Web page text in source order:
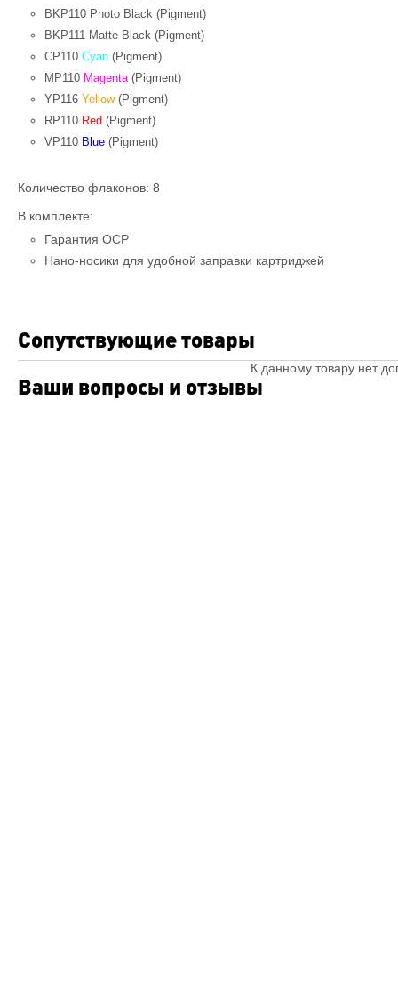
BKP110 Photo Black (Pigment)
BKP111 Matte Black (Pigment)
CP110 Cyan (Pigment)
MP110 Magenta (Pigment)
YP116 Yellow (Pigment)
RP110 Red (Pigment)
VP110 Blue (Pigment)
Количество флаконов: 8
В комплекте:
Гарантия OCP
Нано-носики для удобной заправки картриджей
Сопутствующие товары
К данному товару нет
Ваши вопросы и отзывы